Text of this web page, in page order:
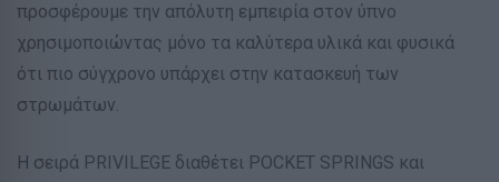
προσφέρουμε την απόλυτη εμπειρία στον ύπνο
χρησιμοποιώντας μόνο τα καλύτερα υλικά και φυσικά
ότι πιο σύγχρονο υπάρχει στην κατασκευή των
στρωμάτων.
Η σειρά PRIVILEGE διαθέτει POCKET SPRINGS και